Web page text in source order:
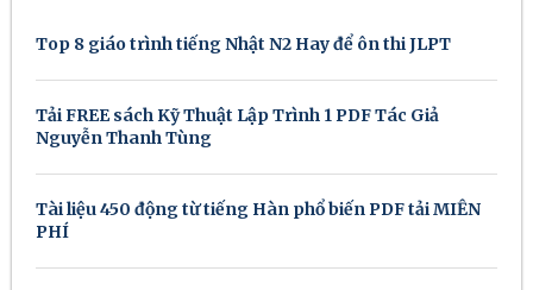
Top 8 giáo trình tiếng Nhật N2 Hay để ôn thi JLPT
Tải FREE sách Kỹ Thuật Lập Trình 1 PDF Tác Giả
Nguyễn Thanh Tùng
Tài liệu 450 động từ tiếng Hàn phổ biến PDF tải MIỄN
PHÍ